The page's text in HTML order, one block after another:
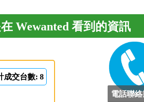
Wewanted 看到的資訊
成交台數: 8
電話聯